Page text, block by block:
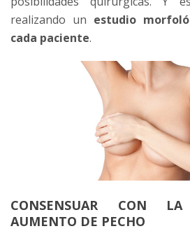
realizando un estudio
cada paciente.
CONSENSUAR CON
AUMENTO DE PECHO